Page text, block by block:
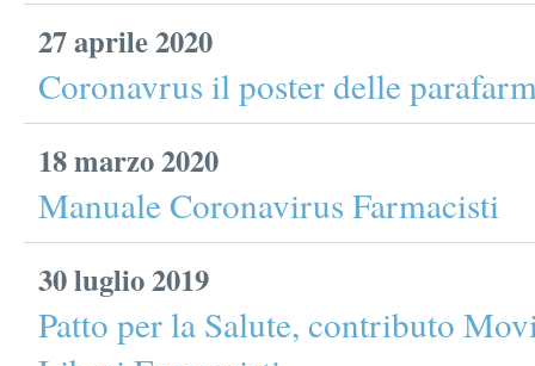
27 aprile 2020
Coronavrus il poster delle
18 marzo 2020
Manuale Coronavirus Farmacisti
30 luglio 2019
Patto per la Salute, contributo